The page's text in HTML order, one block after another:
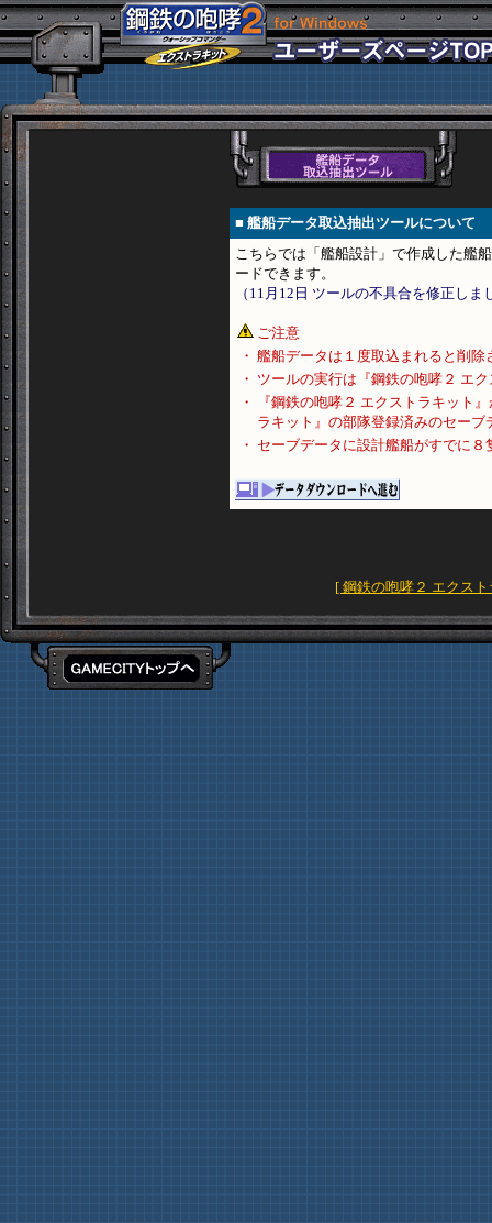
■ 艦船データ取込抽出ツールについて
こちらでは「艦船設計」で作成した艦
ードできます。
（11月12日 ツールの不具合を修正しま
ご注意
・ 艦船データは１度取込まれると削除
・ ツールの実行は『鋼鉄の咆哮２ エ
・
『鋼鉄の咆哮２ エクストラキット
ラキット』の部隊登録済みのセー
・ セーブデータに設計艦船がすでに
[ 鋼鉄の咆哮２ エクス